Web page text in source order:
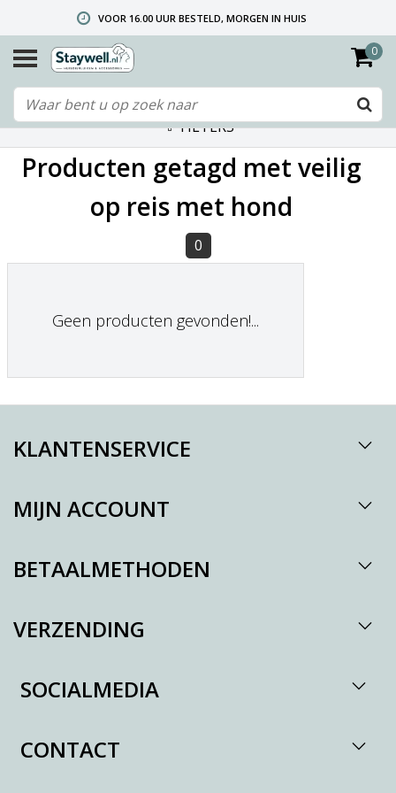
VOOR 16.00 UUR BESTELD, MORGEN IN HUIS
GRATIS VERZENDING VANAF € 40,- (ALLEEN NEDERLAND)
TELEFONISCHE HELPDESK 010 492 02 35 (LET OP: WIJ ZIJN NIET DE FABRIKANT! ZIE KLANTENSERVICE-INFO)
0
FILTERS
Producten getagd met veilig
op reis met hond
0
Geen producten gevonden!...
KLANTENSERVICE
MIJN ACCOUNT
BETAALMETHODEN
VERZENDING
SOCIALMEDIA
CONTACT